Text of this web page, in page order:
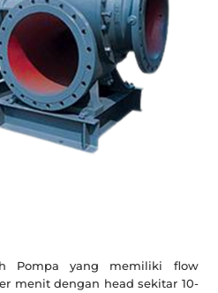
Pompa yang memiliki flow
menit dengan head sekitar 10-